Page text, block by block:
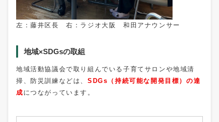
左：藤井区長 右：ラジオ大阪 和田アナウンサー
地域×SDGsの取組
地域活動協議会で取り組んでいる子育てサロンや地域清
掃、防災訓練などは、 SDGs（持続可能な開発目標）の達
成 につながっています。